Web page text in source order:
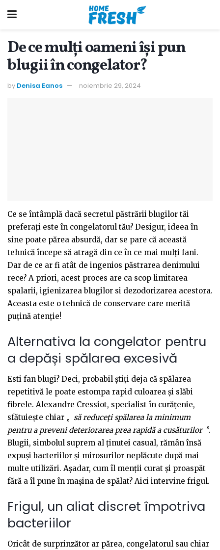
De ce mulți oameni își pun
blugii în congelator?
by Denisa Eanos noiembrie 29, 2024
Ce se întâmplă dacă secretul păstrării blugilor tăi
preferați este în congelatorul tău? Desigur, ideea în
sine poate părea absurdă, dar se pare că această
tehnică începe să atragă din ce în ce mai mulți fani.
Dar de ce ar fi atât de ingenios păstrarea denimului
rece? A priori, acest proces are ca scop limitarea
spalarii, igienizarea blugilor si dezodorizarea acestora.
Aceasta este o tehnică de conservare care merită
puțină atenție!
Alternativa la congelator pentru
a depăși spălarea excesivă
Esti fan blugi? Deci, probabil știți deja că spălarea
repetitivă le poate estompa rapid culoarea și slăbi
fibrele. Alexandre Cressiot, specialist în curățenie,
sfătuiește chiar „ să reduceți spălarea la minimum
pentru a preveni deteriorarea prea rapidă a cusăturilor”.
Blugii, simbolul suprem al ținutei casual, rămân însă
expuși bacteriilor și mirosurilor neplăcute după mai
multe utilizări. Așadar, cum îl menții curat și proaspăt
fără a îl pune în mașina de spălat? Aici intervine frigul.
Frigul, un aliat discret împotriva
bacteriilor
Oricât de surprinzător ar părea, congelatorul sau chiar